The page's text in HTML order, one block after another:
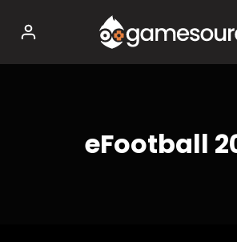
contenuto
eFootball